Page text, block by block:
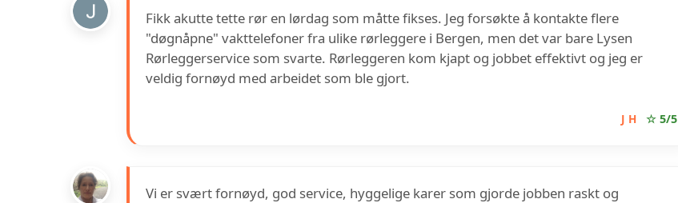
Fikk akutte tette rør en lørdag som måtte fikses. Jeg forsøkte å kontakte flere
"døgnåpne" vakttelefoner fra ulike rørleggere i Bergen, men det var bare Lysen
Rørleggerservice som svarte. Rørleggeren kom kjapt og jobbet effektivt og jeg er
veldig fornøyd med arbeidet som ble gjort.
J H ☆ 5/5
Vi er svært fornøyd, god service, hyggelige karer som gjorde jobben raskt og